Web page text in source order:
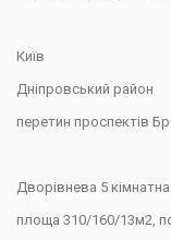
Київ
Дніпровський район
перетин проспектів
Дворівнева 5
площа 310/160/13м2,